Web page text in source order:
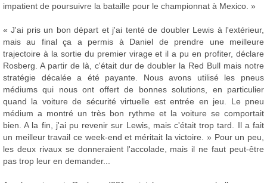
impatient de poursuivre la bataille pour le championnat à Mexico. »
« J'ai pris un bon départ et j'ai tenté de doubler Lewis à l'extérieur,
mais au final ça a permis à Daniel de prendre une meilleure
trajectoire à la sortie du premier virage et il a pu en profiter, déclare
Rosberg. A partir de là, c'était dur de doubler la Red Bull mais notre
stratégie décalée a été payante. Nous avons utilisé les pneus
médiums qui nous ont offert de bonnes solutions, en particulier
quand la voiture de sécurité virtuelle est entrée en jeu. Le pneu
médium a montré un très bon rythme et la voiture se comportait
bien. A la fin, j'ai pu revenir sur Lewis, mais c'était trop tard. Il a fait
un meilleur travail ce week-end et méritait la victoire. » Pour un peu,
les deux rivaux se donneraient l'accolade, mais il ne faut peut-être
pas trop leur en demander...